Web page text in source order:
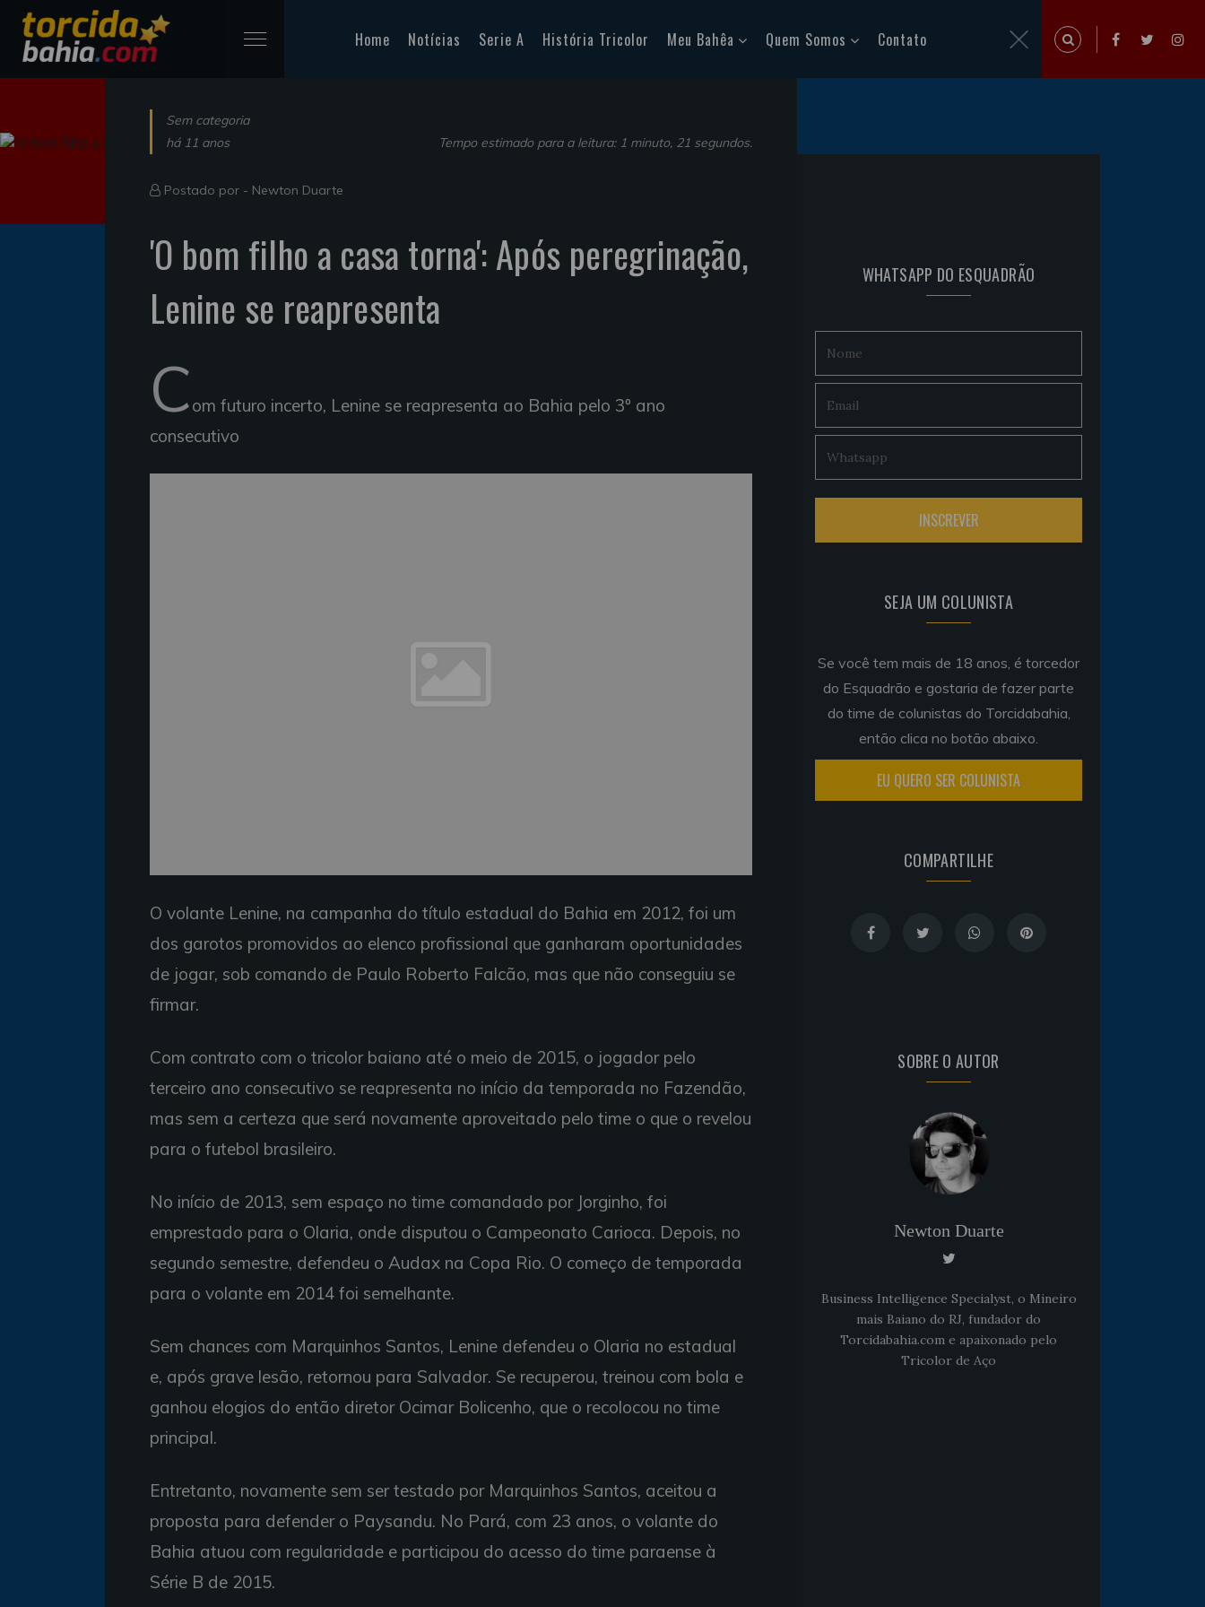
Home Notícias Serie A História Tricolor Meu Bahêa Quem Somos Contato
Sem categoria
há 11 anos
Tempo estimado para a leitura: 1 minuto, 21 segundos.
Postado por - Newton Duarte
'O bom filho a casa torna': Após peregrinação,
Lenine se reapresenta
Com futuro incerto, Lenine se reapresenta ao Bahia pelo 3º ano
consecutivo
O volante Lenine, na campanha do título estadual do Bahia em 2012, foi um
dos garotos promovidos ao elenco profissional que ganharam oportunidades
de jogar, sob comando de Paulo Roberto Falcão, mas que não conseguiu se
firmar.
Com contrato com o tricolor baiano até o meio de 2015, o jogador pelo
terceiro ano consecutivo se reapresenta no início da temporada no Fazendão,
mas sem a certeza que será novamente aproveitado pelo time o que o revelou
para o futebol brasileiro.
No início de 2013, sem espaço no time comandado por Jorginho, foi
emprestado para o Olaria, onde disputou o Campeonato Carioca. Depois, no
segundo semestre, defendeu o Audax na Copa Rio. O começo de temporada
para o volante em 2014 foi semelhante.
Sem chances com Marquinhos Santos, Lenine defendeu o Olaria no estadual
e, após grave lesão, retornou para Salvador. Se recuperou, treinou com bola e
ganhou elogios do então diretor Ocimar Bolicenho, que o recolocou no time
principal.
Entretanto, novamente sem ser testado por Marquinhos Santos, aceitou a
proposta para defender o Paysandu. No Pará, com 23 anos, o volante do
Bahia atuou com regularidade e participou do acesso do time paraense à
Série B de 2015.
WHATSAPP DO ESQUADRÃO
SEJA UM COLUNISTA
Se você tem mais de 18 anos, é torcedor
do Esquadrão e gostaria de fazer parte
do time de colunistas do Torcidabahia,
então clica no botão abaixo.
EU QUERO SER COLUNISTA
COMPARTILHE
SOBRE O AUTOR
Newton Duarte
Business Intelligence Specialyst, o Mineiro
mais Baiano do RJ, fundador do
Torcidabahia.com e apaixonado pelo
Tricolor de Aço